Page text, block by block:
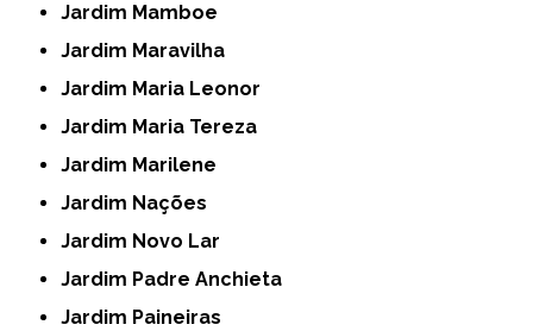
Jardim Mamboe
Jardim Maravilha
Jardim Maria Leonor
Jardim Maria Tereza
Jardim Marilene
Jardim Nações
Jardim Novo Lar
Jardim Padre Anchieta
Jardim Paineiras